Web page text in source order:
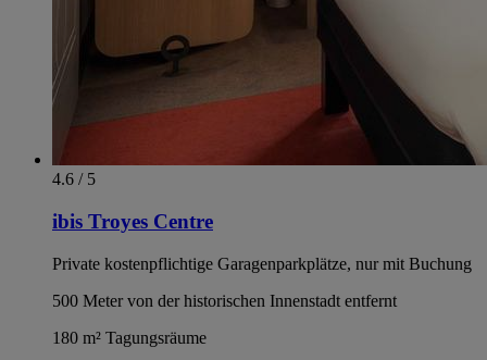
4.6 / 5
ibis Troyes Centre
Private kostenpflichtige Garagenparkplätze, nur mit Buchung
500 Meter von der historischen Innenstadt entfernt
180 m² Tagungsräume